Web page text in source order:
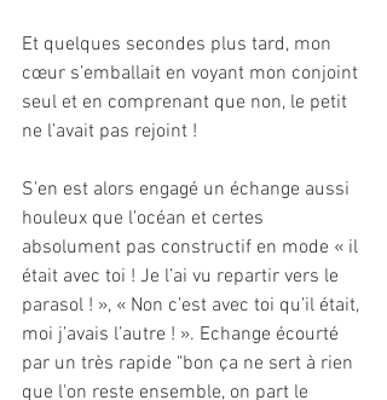
Et quelques secondes plus tard, mon
cœur s’emballait en voyant mon conjoint
seul et en comprenant que non, le petit
ne l’avait pas rejoint !
S’en est alors engagé un échange aussi
houleux que l’océan et certes
absolument pas constructif en mode « il
était avec toi ! Je l’ai vu repartir vers le
parasol ! », « Non c’est avec toi qu’il était,
moi j’avais l’autre ! ». Echange écourté
par un très rapide "bon ça ne sert à rien
que l'on reste ensemble, on part le